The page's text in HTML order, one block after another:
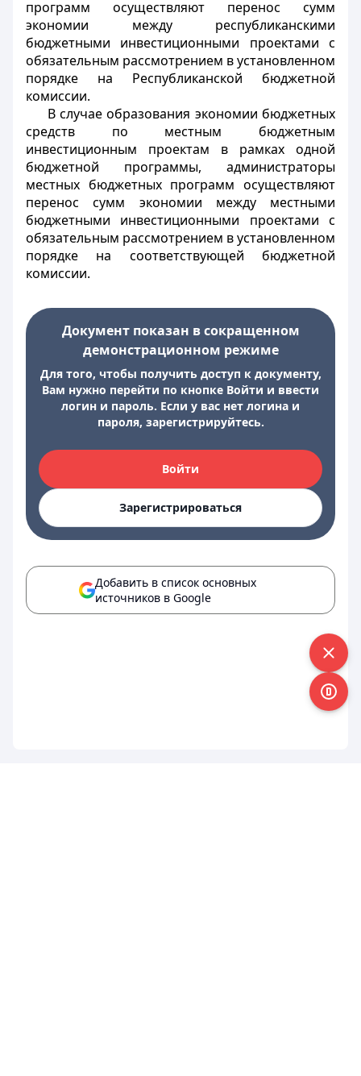
программ осуществляют перенос сумм
экономии между республиканскими
бюджетными инвестиционными проектами с
обязательным рассмотрением в установленном
порядке на Республиканской бюджетной
комиссии.
В случае образования экономии бюджетных
средств по местным бюджетным
инвестиционным проектам в рамках одной
бюджетной программы, администраторы
местных бюджетных программ осуществляют
перенос сумм экономии между местными
бюджетными инвестиционными проектами с
обязательным рассмотрением в установленном
порядке на соответствующей бюджетной
комиссии.
Документ показан в сокращенном
демонстрационном режиме
Для того, чтобы получить доступ к документу,
Вам нужно перейти по кнопке Войти и ввести
логин и пароль. Если у вас нет логина и
пароля, зарегистрируйтесь.
Войти
Зарегистрироваться
Добавить в список основных
источников в Google